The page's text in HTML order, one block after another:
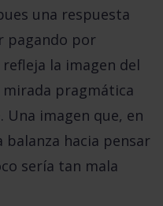
una respuesta
pagando por
la imagen del
pragmática
Una imagen que, en
balanza hacia pensar
sería tan mala